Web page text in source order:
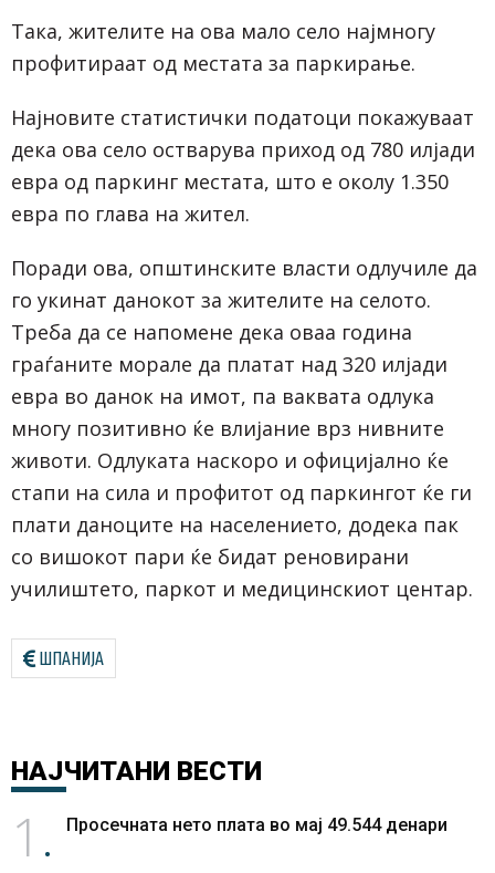
Така, жителите на ова мало село најмногу
профитираат од местата за паркирање.
Најновите статистички податоци покажуваат
дека ова село остварува приход од 780 илјади
евра од паркинг местата, што е околу 1.350
евра по глава на жител.
Поради ова, општинските власти одлучиле да
го укинат данокот за жителите на селото.
Треба да се напомене дека оваа година
граѓаните морале да платат над 320 илјади
евра во данок на имот, па ваквата одлука
многу позитивно ќе влијание врз нивните
животи. Одлуката наскоро и официјално ќе
стапи на сила и профитот од паркингот ќе ги
плати даноците на населението, додека пак
со вишокот пари ќе бидат реновирани
училиштето, паркот и медицинскиот центар.
ШПАНИЈА
НАЈЧИТАНИ ВЕСТИ
1 Просечната нето плата во мај 49.544 денари